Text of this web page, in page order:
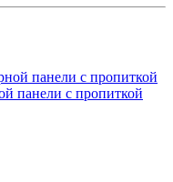
панели с пропиткой